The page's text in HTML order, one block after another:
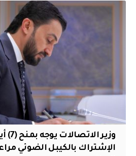
وزير
الإشتراك بالكيبل الضوئي